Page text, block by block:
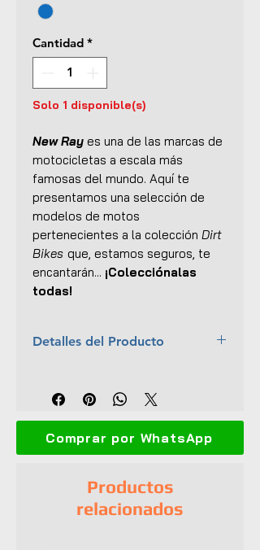
Cantidad *
Solo 1 disponible(s)
New Ray es una de las marcas de
motocicletas a escala más
famosas del mundo. Aquí te
presentamos una selección de
modelos de motos
pertenecientes a la colección Dirt
Bikes que, estamos seguros, te
encantarán... ¡Colecciónalas
todas!
Detalles del Producto
Colección:
Dirt Bikes
Material:Metal, plástico y
caucho
Dimensiones (L x An x Al):17.5 x
Dirección funcional
Suspensión funcional en la rueda
Comprar por WhatsApp
Productos
relacionados